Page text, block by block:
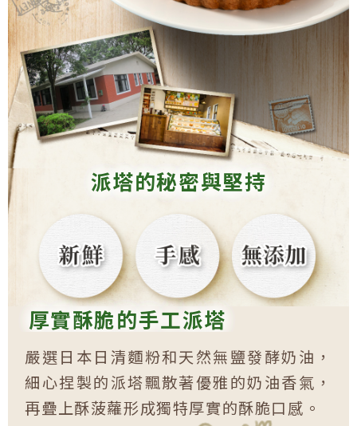
派塔的秘密與堅持
厚實酥脆的手工派塔
嚴選日本日清麵粉和天然無鹽發酵奶油，
細心捏製的派塔飄散著優雅的奶油香氣，
再疊上酥菠蘿形成獨特厚實的酥脆口感。